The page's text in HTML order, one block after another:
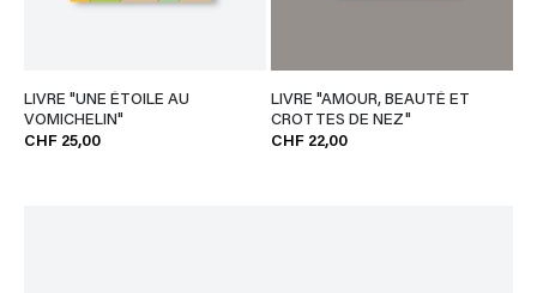
LIVRE "UNE ÉTOILE AU
VOMICHELIN"
CHF 25,00
LIVRE "AMOUR, BEAUTÉ ET
CROTTES DE NEZ"
CHF 22,00